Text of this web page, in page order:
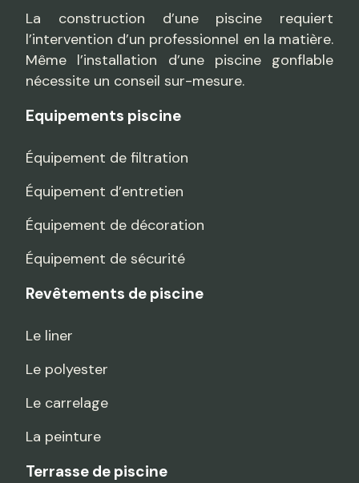
La construction d’une piscine requiert
l’intervention d’un professionnel en la matière.
Même l’installation d’une piscine gonflable
nécessite un conseil sur-mesure.
Equipements piscine
Équipement de filtration
Équipement d’entretien
Équipement de décoration
Équipement de sécurité
Revêtements de piscine
Le liner
Le polyester
Le carrelage
La peinture
Terrasse de piscine